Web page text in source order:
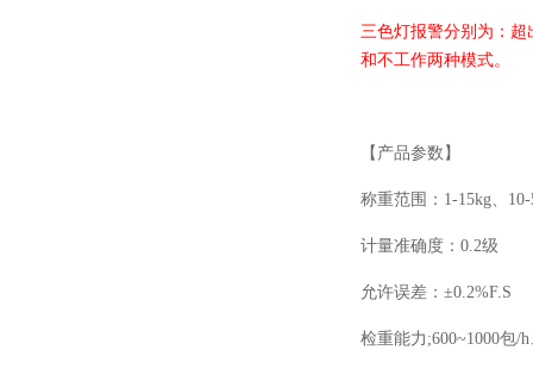
三色灯报警分别为：
和不工作两种模式。
【产品参数】
称重范围：1-15kg、10-
计量准确度：0.2级
允许误差：±0.2%F.S
检重能力;600~1000包/